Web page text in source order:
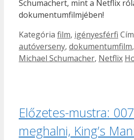
Schumachert, mint a Netflix
dokumentumfilmjében!
Kategória film, igényesférfi
autóverseny, dokumentumfilm,
Michael Schumacher, Netflix
Előzetes-mustra:
meghalni, King’s